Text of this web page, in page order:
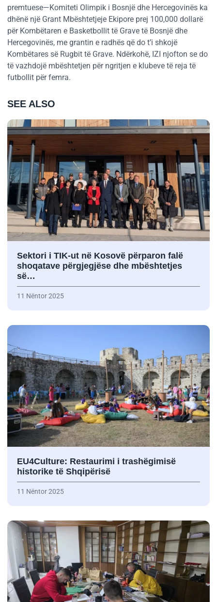
premtuese—Komiteti Olimpik i Bosnjë dhe Hercegovinës ka
dhënë një Grant Mbështetjeje Ekipore prej 100,000 dollarë
për Kombëtaren e Basketbollit të Grave të Bosnjë dhe
Hercegovinës, me grantin e radhës që do t’i shkojë
Kombëtares së Rugbit të Grave. Ndërkohë, IZI njofton se do
të vazhdojë mbështetjen për ngritjen e klubeve të reja të
futbollit për femra.
SEE ALSO
Sektori i TIK-ut në Kosovë përparon falë
shoqatave përgjegjëse dhe mbështetjes
së…
11 Nëntor 2025
EU4Culture: Restaurimi i trashëgimisë
historike të Shqipërisë
11 Nëntor 2025